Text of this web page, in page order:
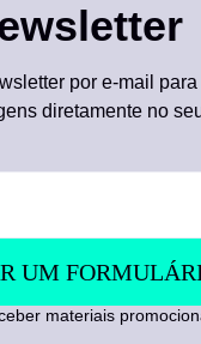
por e-mail
diretamente no
materiais